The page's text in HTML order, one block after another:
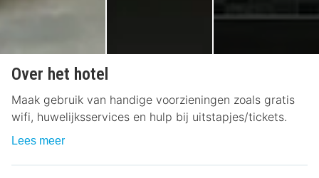
Over het hotel
Maak gebruik van handige voorzieningen zoals gratis
wifi, huwelijksservices en hulp bij uitstapjes/tickets.
Lees meer